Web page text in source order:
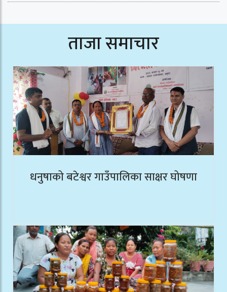
ताजा समाचार
धनुषाको बटेश्वर गाउँपालिका साक्षर घोषणा